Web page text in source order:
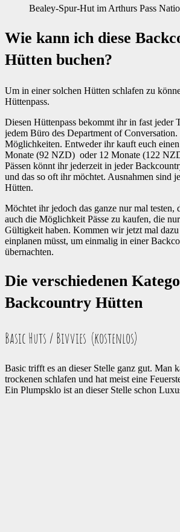
Bealey-Spur-Hut im Arthurs Pass
Wie kann ich diese
Hütten buchen?
Um in einer solchen Hütten schlafen zu
Hüttenpass.
Diesen Hüttenpass bekommt ihr in fast jeder
jedem Büro des Department of
Möglichkeiten. Entweder ihr kauft euch
Monate (92 NZD) oder 12 Monate (122
Pässen könnt ihr jederzeit in jeder
und das so oft ihr möchtet. Ausnahmen sind
Hütten.
Möchtet ihr jedoch das ganze nur mal testen,
auch die Möglichkeit Pässe zu kaufen, die
Gültigkeit haben. Kommen wir jetzt mal
einplanen müsst, um einmalig in einer
übernachten.
Die verschiedenen
Backcountry Hütten
Basic Huts / Bivvies (kostenlos)
Basic trifft es an dieser Stelle ganz gut. Man
trockenen schlafen und hat meist eine
Ein Plumpsklo ist an dieser Stelle schon